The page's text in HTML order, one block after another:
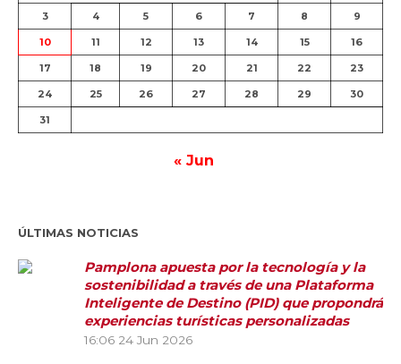
3 4 5 6 7 8 9
10 11 12 13 14 15 16
17 18 19 20 21 22 23
24 25 26 27 28 29 30
31
« Jun
ÚLTIMAS NOTICIAS
Pamplona apuesta por la tecnología y la
sostenibilidad a través de una Plataforma
Inteligente de Destino (PID) que propondrá
experiencias turísticas personalizadas
16:06 24 Jun 2026